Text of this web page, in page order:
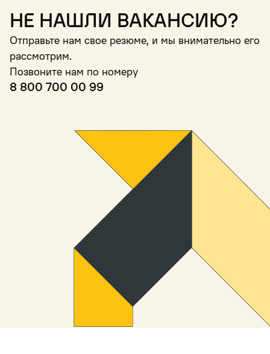
Не нашли вакансию?
Отправьте нам свое резюме, и мы внимательно его
рассмотрим.
Позвоните нам по номеру
8 800 700 00 99